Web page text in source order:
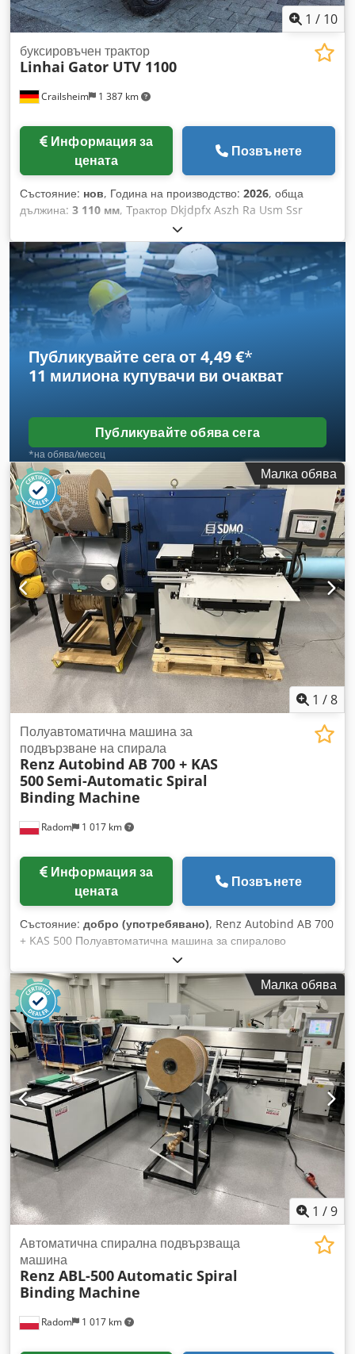
1 / 10
Crailsheim 1 387 km
буксировъчен трактор
Linhai Gator UTV 1100
Информация за
цената
Позвънете
Състояние: нов, Година на производство: 2026, обща
дължина: 3 110 мм, Трактор Dkjdpfx Aszh Ra Usm Ssr
Linhai Gator UTV 1100 Двигател: дизелов Година на
производство: 2026
Публикувайте сега от 4,49 €*
11 милиона купувачи ви очакват
Публикувайте обява сега
*на обява/месец
Малка обява
1 /8
Radom 1 017 km
Полуавтоматична машина за
подвързване на спирала
Renz Autobind AB 700 + KAS
500Semi-Automatic Spiral
Binding Machine
Информация за
цената
Позвънете
Състояние: добро (употребявано), Renz Autobind AB 700
+ KAS 500 Полуавтоматична машина за спиралово
подвързване Машината е в много добро състояние и
готова за експлоатация. Ефективна полуавтоматична
машина за производство на календари, тетрадки и други
продукти със спиралово метално подвързване. Бърза
работа Диаметри на спиралата: от 3/16″ до 1 1/8″ Работна
ширина до 700 мм Dodpfx Aozmu Itsm Sokr Дебелина на
кримпване приблизително 23 мм Производителност до
1200 цикъла/час Полуавтоматичната машина развива
спиралата от ролката, брои шевовете, реже спиралата до
предварително зададения брой и прехвърля сегмента в
областта на кримпване. Операторът поставя
предварително перфорирания календар върху масата.
Календарът се премества автоматично в областта за
кримпване при натискане на педала. Включва подаващо
устройство за окачвания KAS 500 Захранване: 230V +
сгъстен въздух Тегло: 615 кг.
Малка обява
1 /9
Radom 1 017 km
Автоматична спирална подвързваща
машина
Renz ABL-500Automatic Spiral
Binding Machine